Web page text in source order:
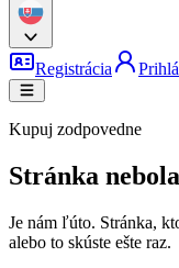
Registrácia
Kupuj zodpovedne
Stránka nebola
Je nám ľúto. Stránka,
alebo to skúste ešte raz.